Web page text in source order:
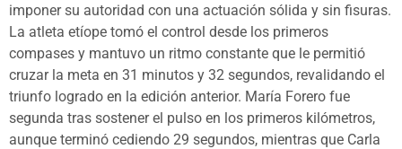
imponer su autoridad con una actuación sólida y sin fisuras.
La atleta etíope tomó el control desde los primeros
compases y mantuvo un ritmo constante que le permitió
cruzar la meta en 31 minutos y 32 segundos, revalidando el
triunfo logrado en la edición anterior. María Forero fue
segunda tras sostener el pulso en los primeros kilómetros,
aunque terminó cediendo 29 segundos, mientras que Carla